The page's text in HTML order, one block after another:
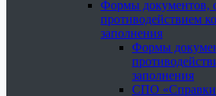
Формы документов,
противодействием
заполнения
Формы
заполнения
СПО